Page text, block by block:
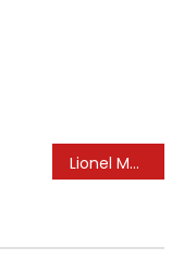
Lionel Messi pousse à l’Inter Miami pour signer l’ex-star de Manchester United, 35 ans,